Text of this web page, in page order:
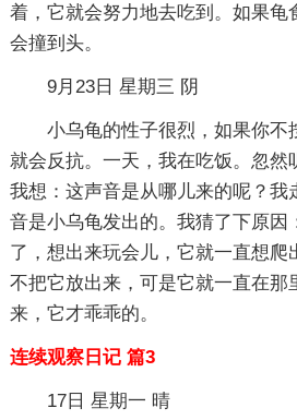
着，它就会努力地去吃到。如果龟
会撞到头。
9月23日 星期三 阴
小乌龟的性子很烈，如果你不
就会反抗。一天，我在吃饭。忽然
我想：这声音是从哪儿来的呢？我
音是小乌龟发出的。我猜了下原因
了，想出来玩会儿，它就一直想爬
不把它放出来，可是它就一直在那
来，它才乖乖的。
连续观察日记 篇3
17日 星期一 晴